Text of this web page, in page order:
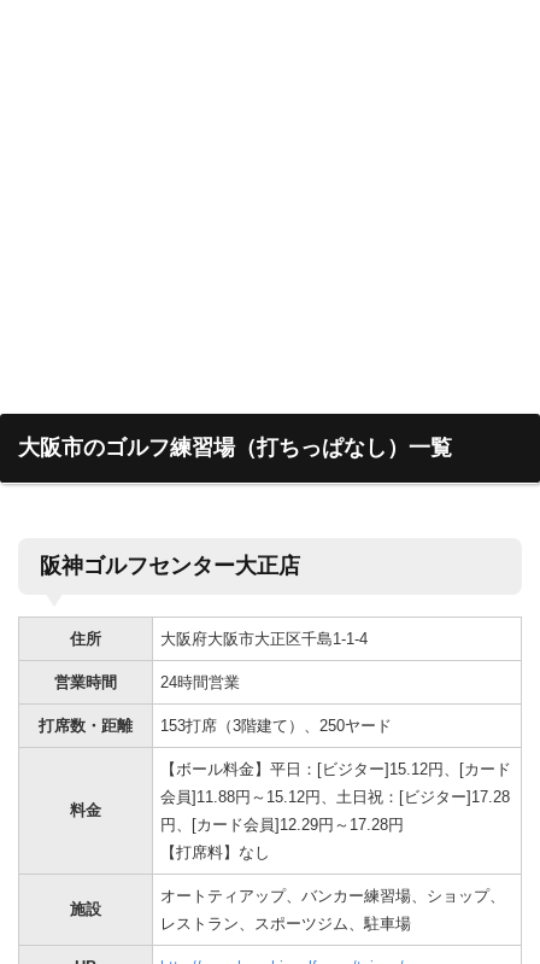
大阪市のゴルフ練習場（打ちっぱなし）一覧
阪神ゴルフセンター大正店
住所 大阪府大阪市大正区千島1-1-4
営業時間 24時間営業
打席数・距離 153打席（3階建て）、250ヤード
料金
【ボール料金】平日：[ビジター]15.12円、[カード
会員]11.88円～15.12円、土日祝：[ビジター]17.28
円、[カード会員]12.29円～17.28円
【打席料】なし
施設
オートティアップ、バンカー練習場、ショップ、
レストラン、スポーツジム、駐車場